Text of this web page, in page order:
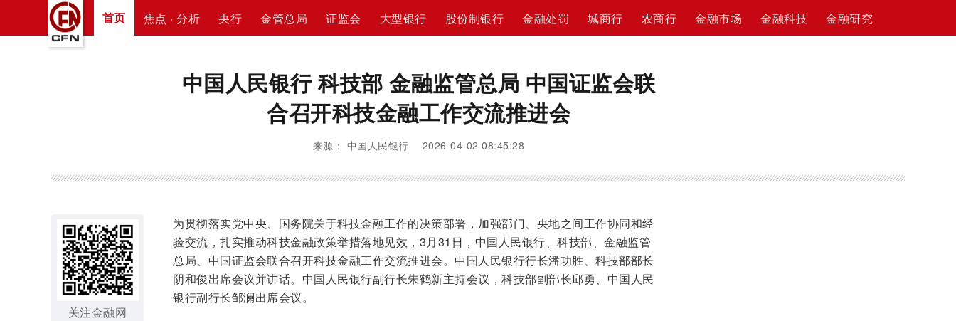
首页 焦点 · 分析 央行 金管总局 证监会 大型银行 股份制银行 金融处罚 城商行 农商行 金融市场 金融科技 金融研究
中国人民银行 科技部 金融监管总局 中国证监会联
合召开科技金融工作交流推进会
来源： 中国人民银行 2026-04-02 08:45:28
关注金融网
为贯彻落实党中央、国务院关于科技金融工作的决策部署，加强部门、央地之间工作协同和经
验交流，扎实推动科技金融政策举措落地见效，3月31日，中国人民银行、科技部、金融监管
总局、中国证监会联合召开科技金融工作交流推进会。中国人民银行行长潘功胜、科技部部长
阴和俊出席会议并讲话。中国人民银行副行长朱鹤新主持会议，科技部副部长邱勇、中国人民
银行副行长邹澜出席会议。